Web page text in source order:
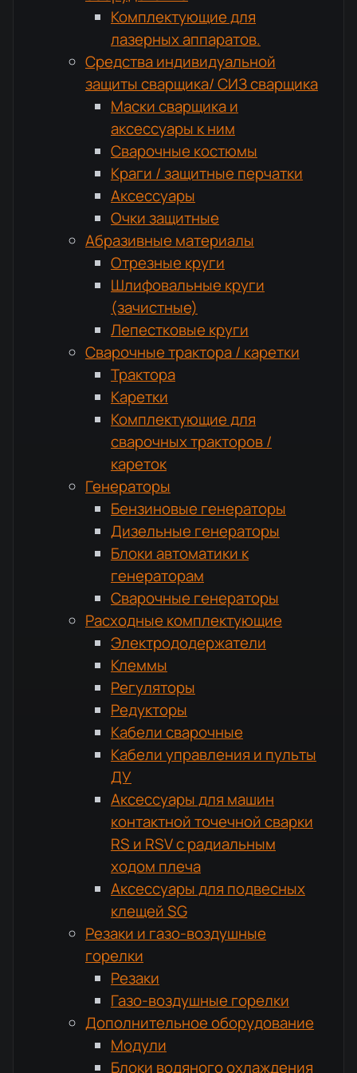
Комплектующие для
лазерных аппаратов.
Средства индивидуальной
защиты сварщика/ СИЗ сварщика
Маски сварщика и
аксессуары к ним
Сварочные костюмы
Краги / защитные перчатки
Аксессуары
Очки защитные
Абразивные материалы
Отрезные круги
Шлифовальные круги
(зачистные)
Лепестковые круги
Сварочные трактора / каретки
Трактора
Каретки
Комплектующие для
сварочных тракторов /
кареток
Генераторы
Бензиновые генераторы
Дизельные генераторы
Блоки автоматики к
генераторам
Сварочные генераторы
Расходные комплектующие
Электрододержатели
Клеммы
Регуляторы
Редукторы
Кабели сварочные
Кабели управления и пульты
ДУ
Аксессуары для машин
контактной точечной сварки
RS и RSV с радиальным
ходом плеча
Аксессуары для подвесных
клещей SG
Резаки и газо-воздушные
горелки
Резаки
Газо-воздушные горелки
Дополнительное оборудование
Модули
Блоки водяного охлаждения